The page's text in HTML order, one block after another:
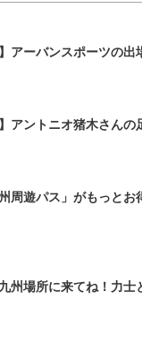
】アーバンスポーツの
】アントニオ猪木さん
州周遊パス」がもっと
州場所に来てね！力